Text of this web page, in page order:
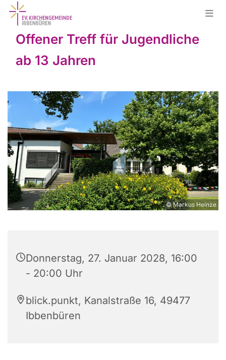
Offener Treff für Jugendliche
ab 13 Jahren
© Markus Heinze
Donnerstag, 27. Januar 2028, 16:00
- 20:00 Uhr
blick.punkt, Kanalstraße 16, 49477
Ibbenbüren